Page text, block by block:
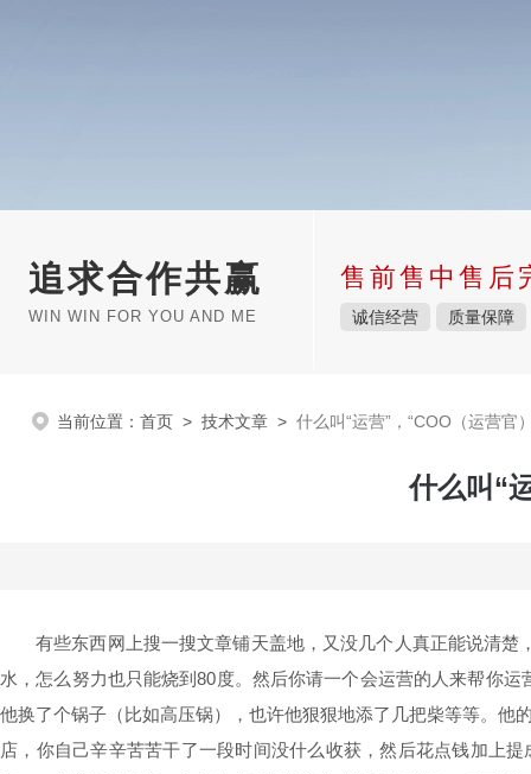
追求合作共赢
WIN WIN FOR YOU AND ME
售前售中售后
诚信经营 质量保障
当前位置： 首页 > 技术文章 > 什么叫“运营”，“COO（运营官
什么叫“
有些东西网上搜一搜文章铺天盖地，又没几个人真正能说清楚
水，怎么努力也只能烧到80度。然后你请一个会运营的人来帮你
他换了个锅子（比如高压锅），也许他狠狠地添了几把柴等等。
店，你自己辛辛苦苦干了一段时间没什么收获，然后花点钱加上